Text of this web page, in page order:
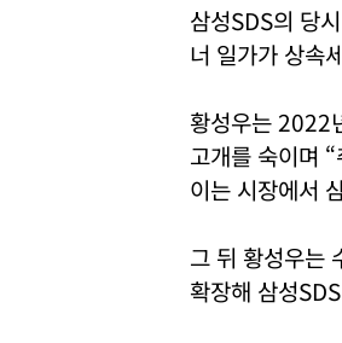
삼성SDS의 당
너 일가가 상속
황성우는 2022
고개를 숙이며
이는 시장에서
그 뒤 황성우는
확장해 삼성